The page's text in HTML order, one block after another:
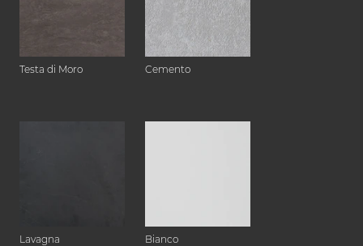
Testa di Moro Cemento
Lavagna Bianco